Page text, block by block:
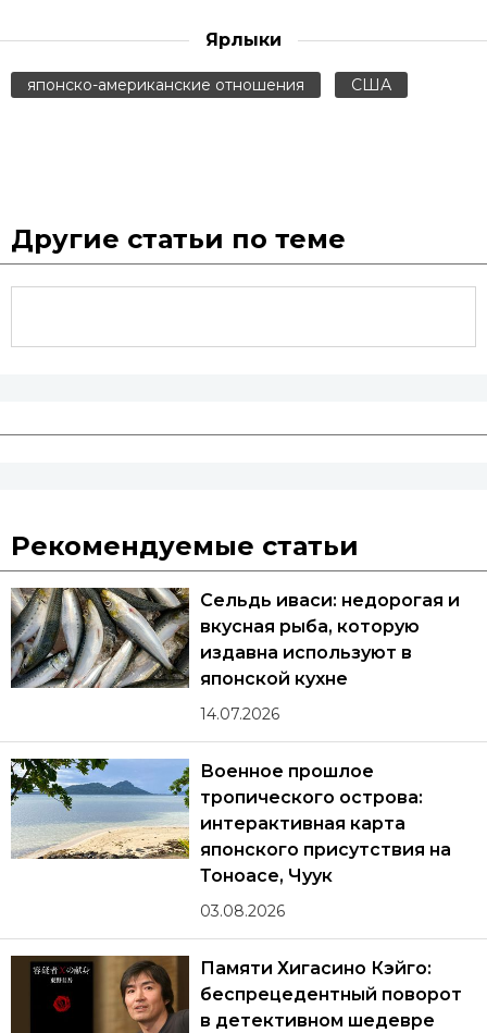
Ярлыки
японско-американские отношения США
Другие статьи по теме
Рекомендуемые статьи
Сельдь иваси: недорогая и
вкусная рыба, которую
издавна используют в
японской кухне
14.07.2026
Военное прошлое
тропического острова:
интерактивная карта
японского присутствия на
Тоноасе, Чуук
03.08.2026
Памяти Хигасино Кэйго:
беспрецедентный поворот
в детективном шедевре